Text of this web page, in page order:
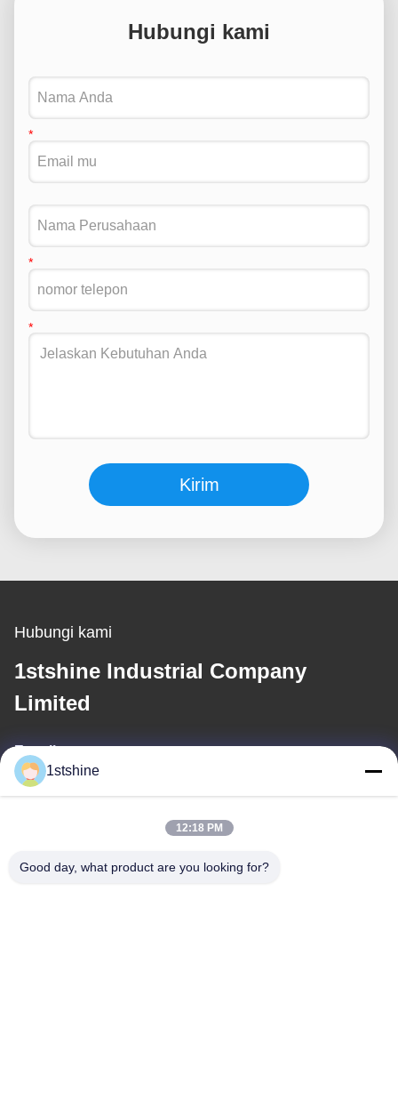
Hubungi kami
Kirim
Hubungi kami
1stshine Industrial Company
Limited
E-mail
1stshine
12:18 PM
Good day, what product are you looking for?